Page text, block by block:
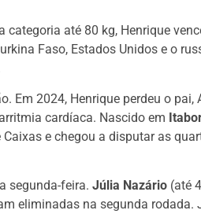
até 80 kg, Henrique
Faso, Estados Unidos e o
Em 2024, Henrique perdeu o pai,
cardíaca. Nascido em
e chegou a disputar as
segunda-feira. Júlia Nazário (até
eliminadas na segunda rodada.